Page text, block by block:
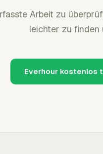
Arbeit zu
leichter zu finden
Everhour kostenlos